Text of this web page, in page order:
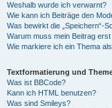
Weshalb wurde ich verwarnt?
Wie kann ich Beiträge den
Was bewirkt die „Speichern“-
Warum muss mein Beitrag
Wie markiere ich ein Thema
Textformatierung und
Was ist BBCode?
Kann ich HTML benutzen?
Was sind Smileys?